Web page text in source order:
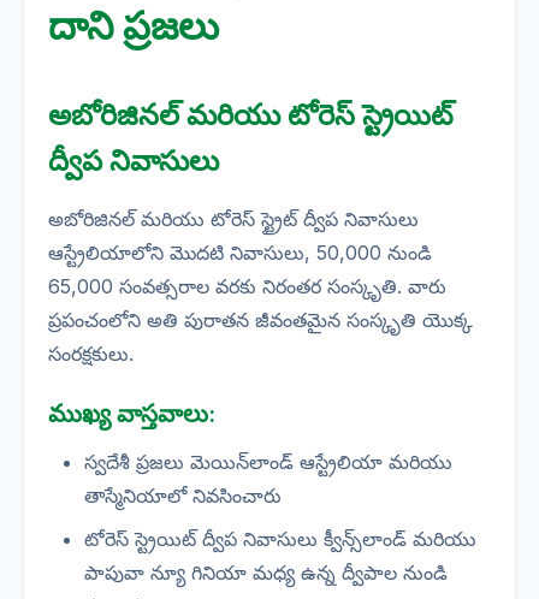
దాని ప్రజలు
అబోరిజినల్ మరియు టోరెస్ స్ట్రెయిట్
ద్వీప నివాసులు
అబోరిజినల్ మరియు టోరెస్ స్ట్రైట్ ద్వీప నివాసులు
ఆస్ట్రేలియాలోని మొదటి నివాసులు, 50,000 నుండి
65,000 సంవత్సరాల వరకు నిరంతర సంస్కృతి. వారు
ప్రపంచంలోని అతి పురాతన జీవంతమైన సంస్కృతి యొక్క
సంరక్షకులు.
ముఖ్య వాస్తవాలు:
స్వదేశీ ప్రజలు మెయిన్‌లాండ్ ఆస్ట్రేలియా మరియు
తాస్మేనియాలో నివసించారు
టోరెస్ స్ట్రెయిట్ ద్వీప నివాసులు క్వీన్స్‌లాండ్ మరియు
పాపువా న్యూ గినియా మధ్య ఉన్న ద్వీపాల నుండి